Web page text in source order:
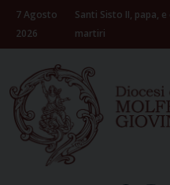
Skip
content
7 Agosto
2026
Santi Sisto II, papa,
martiri